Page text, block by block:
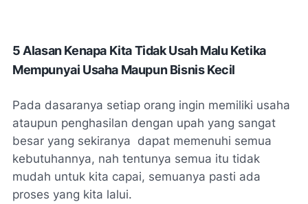
5 Alasan Kenapa Kita Tidak Usah Malu Ketika
Mempunyai Usaha Maupun Bisnis Kecil
Pada dasaranya setiap orang ingin memiliki usaha
ataupun penghasilan dengan upah yang sangat
besar yang sekiranya dapat memenuhi semua
kebutuhannya, nah tentunya semua itu tidak
mudah untuk kita capai, semuanya pasti ada
proses yang kita lalui.